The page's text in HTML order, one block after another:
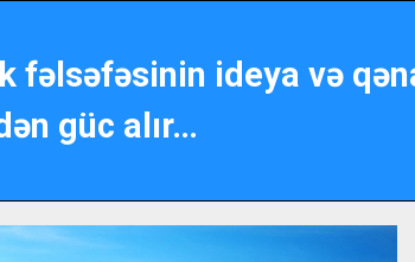
fəlsəfəsinin ideya və
güc alır…